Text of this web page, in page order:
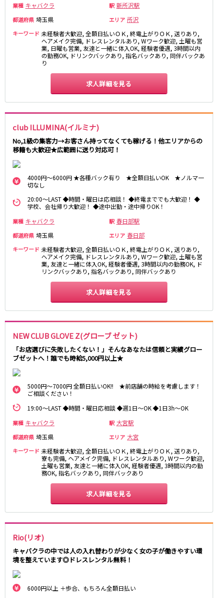
業種 キャバクラ 駅 新所沢駅
都道府県 埼玉県 エリア 所沢
キーワード 未経験者大歓迎, 全額日払いＯＫ, 終電上がりＯＫ, 送りあり,
ヘアメイク完備, ドレスレンタルあり, Wワーク歓迎, 土曜も営
業, 日曜も営業, 友達と一緒に体入OK, 経験者優遇, 3時間以内
の勤務OK, ドリンクバックあり, 指名バックあり, 同伴バックあ
り
求人詳細を見る
club ILLUMINA(イルミナ)
No,1級の集客力→お客さん持ってなくても稼げる！他エリアからの
移籍も大歓迎★広範囲に送り対応可！
4000円～6000円 ★各種バック有り ★全額日払いOK ★ノルマ一
切なし
20:00～LAST ◆時間・曜日は応相談！ ◆終電まででも大歓迎！ ◆
学校、会社帰り大歓迎！ ◆途中出勤・途中帰りOK！
業種 キャバクラ 駅 春日部駅
都道府県 埼玉県 エリア 春日部
キーワード 未経験者大歓迎, 全額日払いＯＫ, 終電上がりＯＫ, 送りあり,
ヘアメイク完備, ドレスレンタルあり, Wワーク歓迎, 土曜も営
業, 友達と一緒に体入OK, 経験者優遇, 3時間以内の勤務OK, ド
リンクバックあり, 指名バックあり, 同伴バックあり
求人詳細を見る
NEW CLUB GLOVE Z(グローブ ゼット)
「お店選びに失敗したくない！」そんなあなたは信頼と実績グロー
ブゼットへ！誰でも時給5,000円以上★
5000円～7000円 全額日払いOK!! ★前店舗の時給を考慮します！
ご相談ください！
19:00～LAST ◆時間・曜日応相談 ◆週1日～OK ◆1日3h～OK
業種 キャバクラ 駅 大宮駅
都道府県 埼玉県 エリア 大宮
キーワード 未経験者大歓迎, 全額日払いＯＫ, 終電上がりＯＫ, 送りあり,
寮も完備, ヘアメイク完備, ドレスレンタルあり, Wワーク歓迎,
土曜も営業, 友達と一緒に体入OK, 経験者優遇, 3時間以内の勤
務OK, 指名バックあり, 同伴バックあり
求人詳細を見る
Rio(リオ)
キャバクラの中では人の入れ替わりが少なく女の子が働きやすい環
境を整えています◎ドレスレンタル無料！
6000円以上 ＋歩合、もちろん全額日払い
千葉
船橋
市川・浦安
市原・木更津・君津
松戸
成田・四街道・香取
東金・茂原・長生
栃木県
茨城県
取手
茨城県南
神栖・鹿嶋
勝田
北茨城
群馬県
高崎
前橋・伊勢崎
太田
渋川
該当求人 0件 選択した内容で設定
品川駅
日暮里駅
駒込駅
大塚駅
高田馬場駅
巣鴨駅
西日暮里駅
新大久保駅
目黒駅
有楽町駅
原宿駅
東京メトロ丸ノ内線
池袋駅
銀座駅
新宿駅
荻窪駅
新宿三丁目駅
新高円寺駅
南阿佐ケ谷駅
JR京浜東北線
上野駅
大宮駅
川崎駅
赤羽駅
横浜駅
蒲田駅
秋葉原駅
神田駅
桜木町駅
御徒町駅
南浦和駅
大船駅
川口駅
日暮里駅
品川駅
北浦和駅
西川口駅
大井町駅
大森駅
東十条駅
鶴見駅
王子駅
都営浅草線
五反田駅
浅草駅
浅草橋駅
東京メトロ銀座線
新橋駅
銀座駅
上野広小路駅
渋谷駅
赤坂見附駅
浅草駅
西武新宿線
久米川駅
新所沢駅